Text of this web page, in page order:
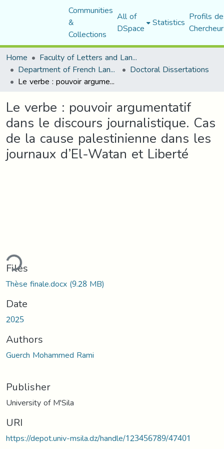
Communities
&
Collections
All of
DSpace Statistics Profils
Home
Faculty of Letters and Languages
Department of French Language and Literature Doctoral Dissertations
Le verbe : pouvoir argumentatif dans le discours journalistique. Cas de la cause palestinienne dans les journaux d’El-Watan et Liberté
Le verbe : pouvoir argumentatif
dans le discours journalistique. Cas
de la cause palestinienne dans les
journaux d’El-Watan et Liberté
Files
Thèse finale.docx(9.28 MB)
Date
2025
Authors
Guerch Mohammed Rami
Publisher
University of M'Sila
URI
https://depot.univ-msila.dz/handle/123456789/47401